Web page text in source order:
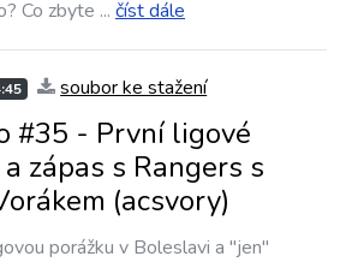
Co zbyte ... číst dále
soubor ke stažení
#35 - První ligové
zápas s Rangers s
(acsvory)
porážku v Boleslavi a "jen"